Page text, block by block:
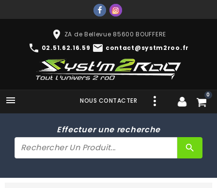
place ZA de Bellevue 85600 BOUFFERE
phone 02.51.62.16.59 mail contact@systm2roo.fr
 0
NOUS CONTACTER
Effectuer une recherche
search